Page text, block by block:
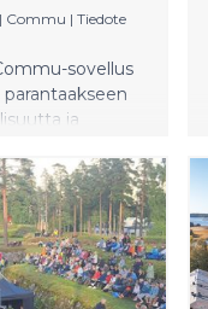
| Commu | Tiedote
sovellus
ja
naapuriavun,
ja vähentää
tukee
kynnyksen
avun
turvallisesti.